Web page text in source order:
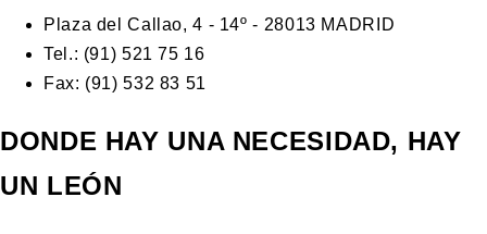
Plaza del Callao, 4 - 14º - 28013 MADRID
Tel.: (91) 521 75 16
Fax: (91) 532 83 51
DONDE HAY UNA NECESIDAD, HAY
UN LEÓN